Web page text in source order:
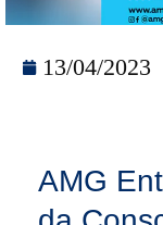
13/04/2023
AMG